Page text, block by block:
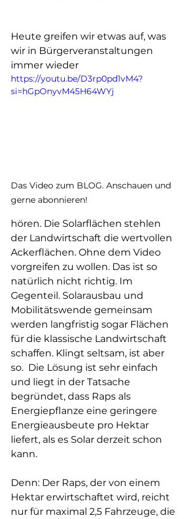
Heute greifen wir etwas auf, was
wir in Bürgerveranstaltungen
immer wieder
https://youtu.be/D3rp0pd1vM4?
si=hGpOnyvM45H64WYj
Das Video zum BLOG. Anschauen und
gerne abonnieren!
hören. Die Solarflächen stehlen
der Landwirtschaft die wertvollen
Ackerflächen. Ohne dem Video
vorgreifen zu wollen. Das ist so
natürlich nicht richtig. Im
Gegenteil. Solarausbau und
Mobilitätswende gemeinsam
werden langfristig sogar Flächen
für die klassische Landwirtschaft
schaffen. Klingt seltsam, ist aber
so.  Die Lösung ist sehr einfach
und liegt in der Tatsache
begründet, dass Raps als
Energiepflanze eine geringere
Energieausbeute pro Hektar
liefert, als es Solar derzeit schon
kann.
Denn: Der Raps, der von einem
Hektar erwirtschaftet wird, reicht
nur für maximal 2,5 Fahrzeuge, die